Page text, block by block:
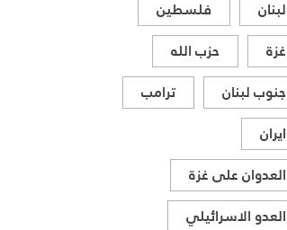
لبنان
فلسطين
غزة
حزب الله
جنوب لبنان
ترامب
ايران
العدوان على غزة
العدو الاسرائيلي